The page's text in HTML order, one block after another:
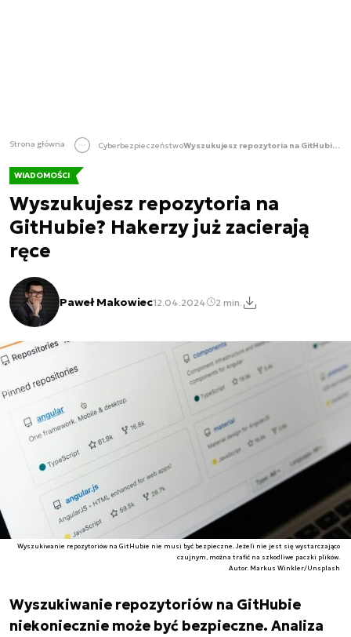
Strona główna Cyberbezpieczeństwo Wyszukujesz repozytoria na GitHubie? Hakerzy już zacierają ręce
WIADOMOŚCI
Wyszukujesz repozytoria na
GitHubie? Hakerzy już zacierają
ręce
Paweł Makowiec12.04.2024 2 min.
Wyszukiwanie repozytoriów na GitHubie nie musi być bezpieczne. Jeżeli nie jest się wystarczająco
czujnym, można trafić na szkodliwe paczki plików.
Autor. Markus Winkler/Unsplash
Wyszukiwanie repozytoriów na GitHubie
niekoniecznie może być bezpieczne. Analiza